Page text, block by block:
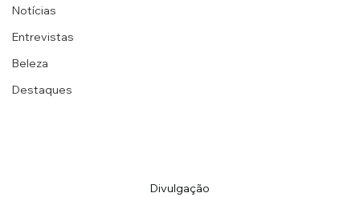
Notícias
Entrevistas
Beleza
Destaques
Divulgação